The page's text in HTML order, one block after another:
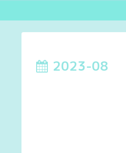
2023-08